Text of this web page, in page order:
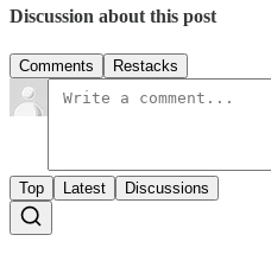
Discussion about this post
Comments Restacks
Top Latest Discussions